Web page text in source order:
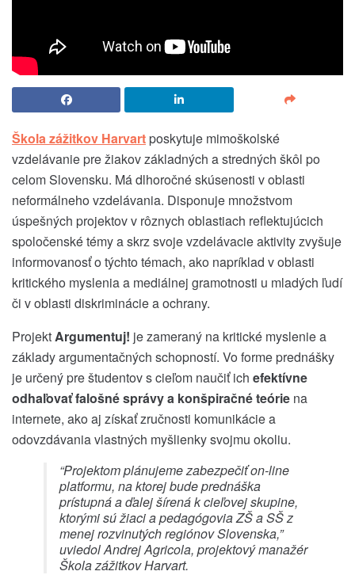
Škola zážitkov Harvartposkytuje mimoškolské
vzdelávanie pre žiakov základných a stredných škôl po
celom Slovensku. Má dlhoročné skúsenosti v oblasti
neformálneho vzdelávania. Disponuje množstvom
úspešných projektov v rôznych oblastiach reflektujúcich
spoločenské témy a skrz svoje vzdelávacie aktivity zvyšuje
informovanosť o týchto témach, ako napríklad v oblasti
kritického myslenia a mediálnej gramotnosti u mladých ľudí
či v oblasti diskriminácie a ochrany.
ProjektArgumentuj! je zameraný na kritické myslenie a
základy argumentačných schopností. Vo forme prednášky
je určený pre študentov s cieľom naučiť ich efektívne
odhaľovať falošné správy a konšpiračné teórie na
internete, ako aj získať zručnosti komunikácie a
odovzdávania vlastných myšlienky svojmu okoliu.
“Projektom plánujeme zabezpečiť on-line
platformu, na ktorej bude prednáška
prístupná a ďalej šírená k cieľovej skupine,
ktorými sú žiaci a pedagógovia ZŠ a SŠ z
menej rozvinutých regiónov Slovenska,”
uviedol Andrej Agricola, projektový manažér
Škola zážitkov Harvart.